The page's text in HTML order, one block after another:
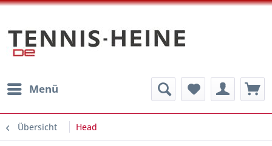
Menü
Übersicht Head